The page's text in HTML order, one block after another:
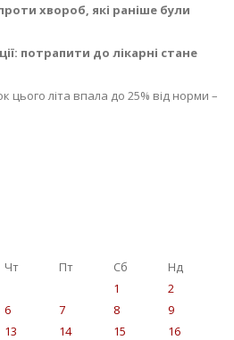
хвороб, які раніше були
потрапити до лікарні стане
цього літа впала до 25% від норми –
Чт Пт Сб
Нд
1
2
6 7 8
9
13 14 15
16